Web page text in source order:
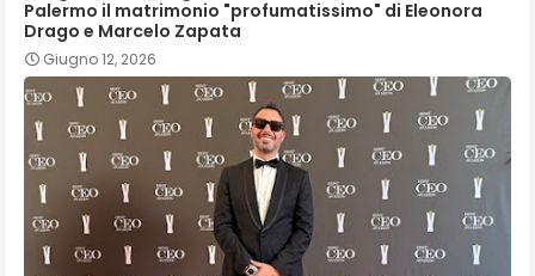
Palermo il matrimonio "profumatissimo" di Eleonora
Drago e Marcelo Zapata
Giugno 12, 2026